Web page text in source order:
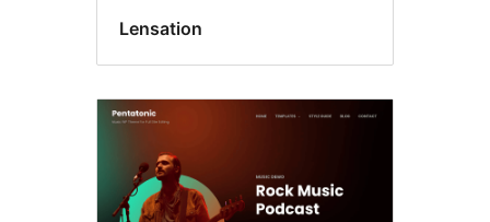
Lensation